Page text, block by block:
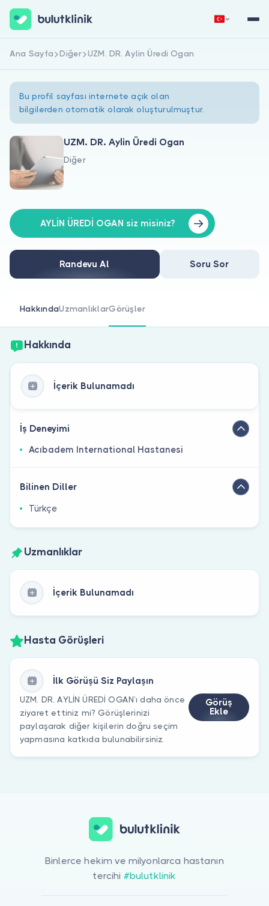
Hakkımızda
Doktorlar için
Doktor musunuz?
Hemen Kaydol Giriş Yap
Ana Sayfa Diğer UZM. DR. Aylin Üredi Ogan
Bu profil sayfası internete açık olan
bilgilerden otomatik olarak oluşturulmuştur.
UZM. DR. Aylin Üredi Ogan
Diğer
AYLİN ÜREDİ OGAN siz misiniz?
Randevu Al Soru Sor
HakkındaUzmanlıklarGörüşler
Hakkında
İçerik Bulunamadı
İş Deneyimi
Acıbadem International Hastanesi
Bilinen Diller
Türkçe
Uzmanlıklar
İçerik Bulunamadı
Hasta Görüşleri
İlk Görüşü Siz Paylaşın
UZM. DR. AYLİN ÜREDİ OGAN’ı daha önce
ziyaret ettiniz mi? Görüşlerinizi
paylaşarak diğer kişilerin doğru seçim
yapmasına katkıda bulunabilirsiniz.
Görüş
Ekle
Binlerce hekim ve milyonlarca hastanın
tercihi #bulutklinik